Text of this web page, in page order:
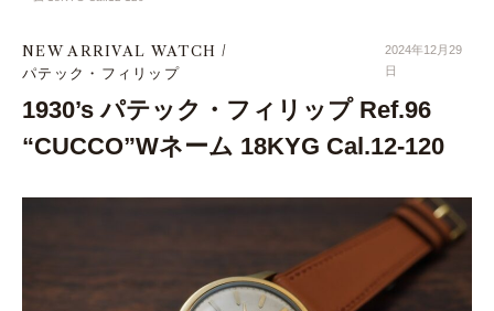
NEW ARRIVAL WATCH
パテック・フィリップ
2024年12月29
日
1930’s パテック・フィリップ Ref.96
“CUCCO”Wネーム 18KYG Cal.12-120